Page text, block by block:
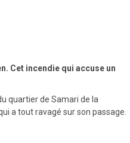
Cet incendie qui accuse un
quartier de Samari de la
a tout ravagé sur son passage.